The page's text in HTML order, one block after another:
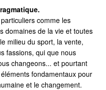
comme les
domaines de la vie et toutes
milieu du sport, la vente,
fassions, qui que nous
changeons... et pourtant
fondamentaux pour
et le changement.